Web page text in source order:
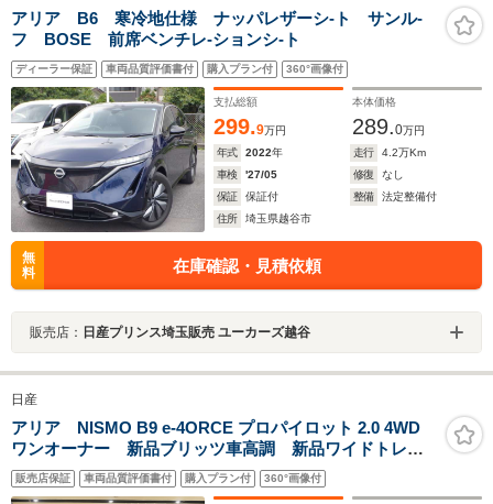
アリア B6 寒冷地仕様 ナッパレザーシ-ト サンル-
フ BOSE 前席ベンチレ-ションシ-ト
ディーラー保証 車両品質評価書付 購入プラン付 360°画像付
支払総額
299.9万円
本体価格
289.0万円
年式
2022年 走行 4.2万Km
車検
'27/05 修復
なし
保証
保証付 整備
法定整備付
住所
埼玉県越谷市
無
料
在庫確認・見積依頼
販売店： 日産プリンス埼玉販売 ユーカーズ越谷
日産
アリア NISMO B9 e-4ORCE プロパイロット 2.0 4WD
ワンオーナー 新品ブリッツ車高調 新品ワイドトレッ
ドスペーサー プロパイロットリモートリモコン
BOSEスピーカー 純正20インチアルミホイール 純正
販売店保証 車両品質評価書付 購入プラン付 360°画像付